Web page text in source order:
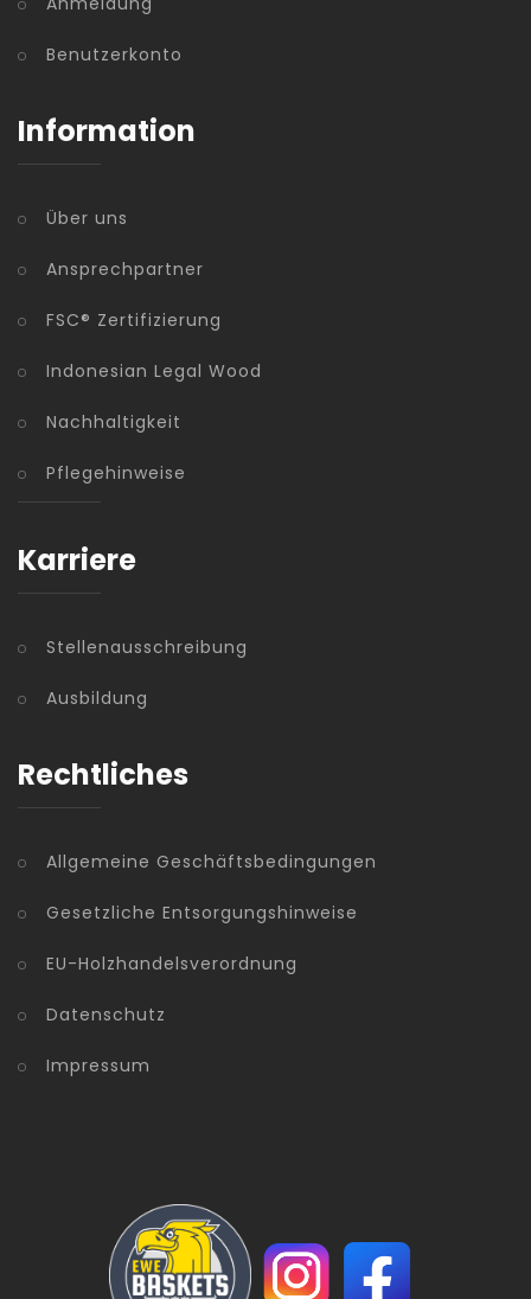
Benutzerkonto
Information
Über uns
Ansprechpartner
FSC® Zertifizierung
Indonesian Legal Wood
Nachhaltigkeit
Pflegehinweise
Karriere
Stellenausschreibung
Ausbildung
Rechtliches
Allgemeine Geschäftsbedingungen
Gesetzliche Entsorgungshinweise
EU-Holzhandelsverordnung
Datenschutz
Impressum